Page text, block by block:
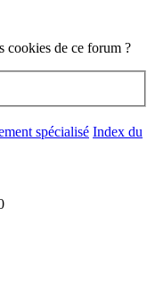
cookies de ce forum ?
spécialisé Index du